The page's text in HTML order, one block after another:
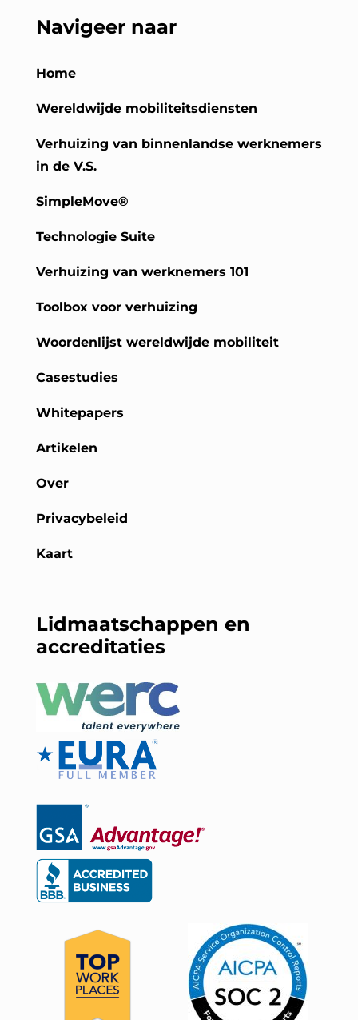
Navigeer naar
Home
Wereldwijde mobiliteitsdiensten
Verhuizing van binnenlandse werknemers
in de V.S.
SimpleMove®
Technologie Suite
Verhuizing van werknemers 101
Toolbox voor verhuizing
Woordenlijst wereldwijde mobiliteit
Casestudies
Whitepapers
Artikelen
Over
Privacybeleid
Kaart
Lidmaatschappen en
accreditaties